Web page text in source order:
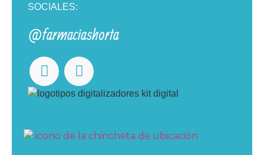
SOCIALES:
@farmaciashorta